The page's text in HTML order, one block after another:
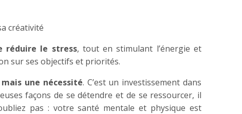
créativité
réduire le stress, tout en stimulant l’énergie et
sur ses objectifs et priorités.
une nécessité. C’est un investissement dans
façons de se détendre et de se ressourcer, il
pas : votre santé mentale et physique est